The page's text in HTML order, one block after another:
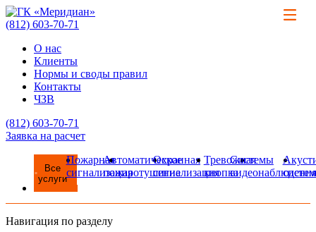
(812) 603-70-71
О нас
Клиенты
Нормы и своды правил
Контакты
ЧЗВ
(812) 603-70-71
Заявка на расчет
Все
услуги
Пожарная
сигнализация
Автоматическое
пожаротушение
Охранная
сигнализация
Тревожная
кнопка
Системы
видеонаблюдения
Навигация по разделу